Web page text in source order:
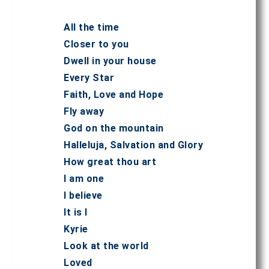
All the time
Closer to you
Dwell in your house
Every Star
Faith, Love and Hope
Fly away
God on the mountain
Halleluja, Salvation and Glory
How great thou art
I am one
I believe
It is I
Kyrie
Look at the world
Loved